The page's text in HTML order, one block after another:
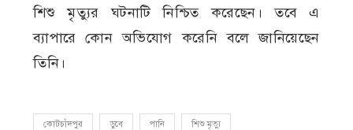
শিশু মৃত্যুর ঘটনাটি নিশ্চিত করেছেন। তবে এ
ব্যাপারে কোন অভিযোগ করেনি বলে জানিয়েছেন
তিনি।
কোটচাঁদপুর ডুবে পানি শিশু মৃত্যু